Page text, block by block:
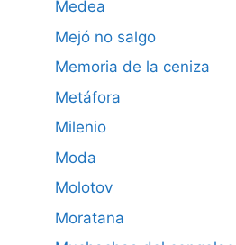
Medea
Mejó no salgo
Memoria de la ceniza
Metáfora
Milenio
Moda
Molotov
Moratana